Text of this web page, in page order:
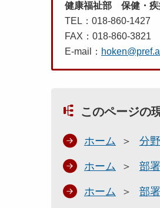
健康福祉部 保健・疾
TEL：018-860-1427
FAX：018-860-3821
E-mail：
このページの
ホーム 分
ホーム 部
ホーム 部